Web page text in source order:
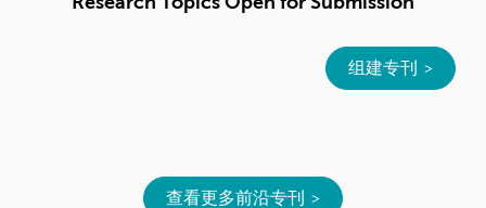
组建专刊
查看更多前沿专刊